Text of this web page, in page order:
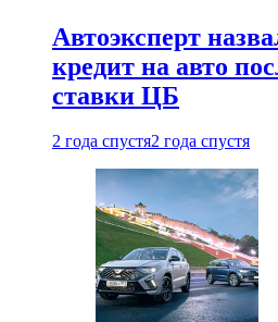
Автоэксперт
кредит на авто
ставки ЦБ
2 года спустя2 года спустя